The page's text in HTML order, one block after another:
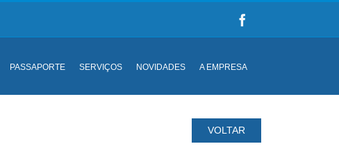
PASSAPORTE SERVIÇOS NOVIDADES A EMPRESA
VOLTAR